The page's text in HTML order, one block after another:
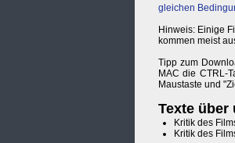
gleichen
Hinweis: Einige
kommen meist
Tipp zum
MAC die CTRL-
Maustaste und
Texte über
Kritik des
Kritik des